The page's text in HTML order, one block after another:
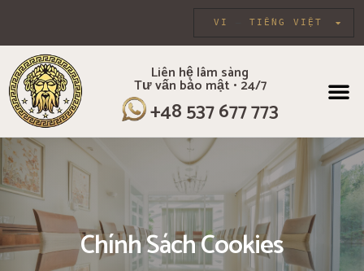
TIẾNG VIỆT
VI
Liên hệ lâm sàng
Tư vấn bảo mật • 24/7
+48 537 677 773
Chính Sách Cookies